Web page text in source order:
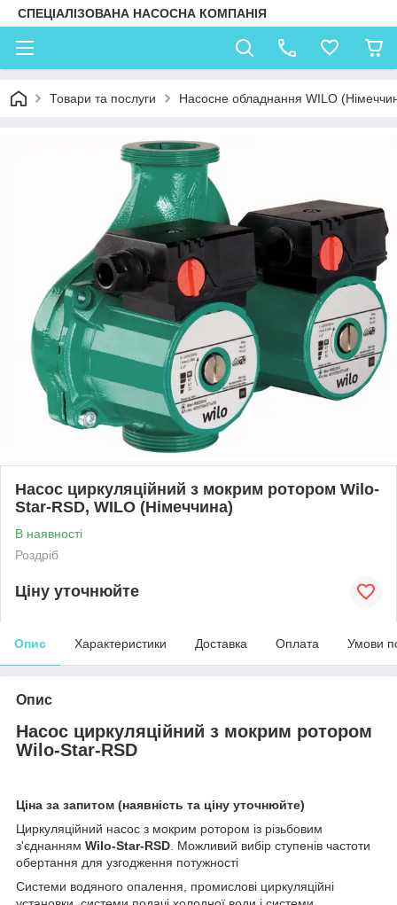
СПЕЦІАЛІЗОВАНА НАСОСНА КОМПАНІЯ
Товари та послуги Насосне обладнання WILO
Насос циркуляційний з мокрим ротором Wilo-
Star-RSD, WILO (Німеччина)
В наявності
Роздріб
Ціну уточнюйте
Опис Характеристики Доставка Оплата Умови
Опис
Насос циркуляційний з мокрим ротором
Wilo-Star-RSD
Ціна за запитом (наявність та ціну уточнюйте)
Циркуляційний насос з мокрим ротором із різьбовим
з'єднанням Wilo-Star-RSD. Можливий вибір ступенів частоти
обертання для узгодження потужності
Системи водяного опалення, промислові циркуляційні